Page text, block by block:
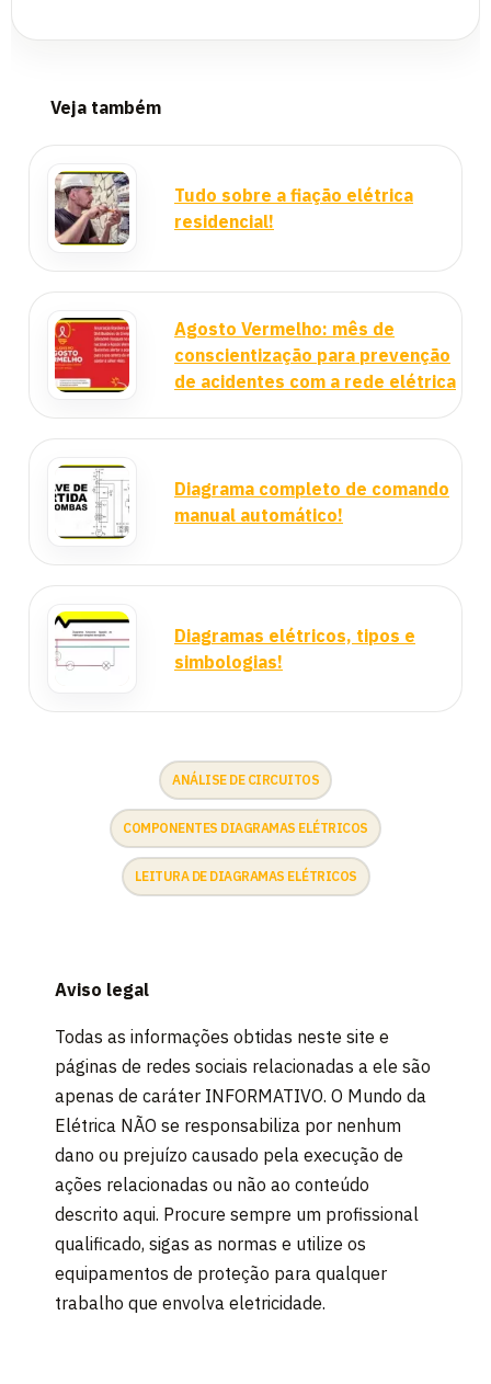
Veja também
Tudo sobre a fiação elétrica
residencial!
Agosto Vermelho: mês de
conscientização para prevenção
de acidentes com a rede elétrica
Diagrama completo de comando
manual automático!
Diagramas elétricos, tipos e
simbologias!
ANÁLISE DE CIRCUITOS
COMPONENTES DIAGRAMAS ELÉTRICOS
LEITURA DE DIAGRAMAS ELÉTRICOS
Aviso legal
Todas as informações obtidas neste site e
páginas de redes sociais relacionadas a ele são
apenas de caráter INFORMATIVO. O Mundo da
Elétrica NÃO se responsabiliza por nenhum
dano ou prejuízo causado pela execução de
ações relacionadas ou não ao conteúdo
descrito aqui. Procure sempre um profissional
qualificado, sigas as normas e utilize os
equipamentos de proteção para qualquer
trabalho que envolva eletricidade.